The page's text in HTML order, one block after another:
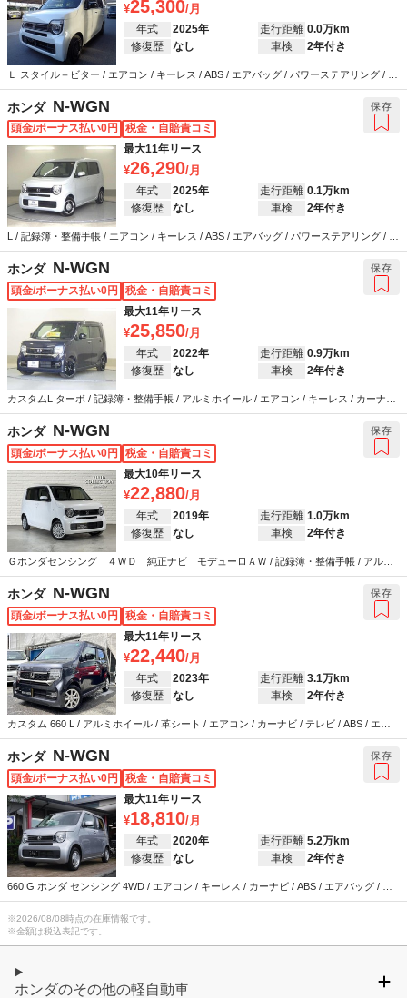
25,300
年式 2025年 走行距離 0.0万km
修復歴
なし 車検 2年付き
Ｌ スタイル＋ビター / エアコン / キーレス / ABS / エアバッグ / パワーステアリング / パ
ワーウインドウ
ホンダ N-WGN
頭金/ボーナス払い0円
税金・自賠責コミ
最大11年リース
26,290
年式 2025年 走行距離 0.1万km
修復歴
なし 車検 2年付き
L / 記録簿・整備手帳 / エアコン / キーレス / ABS / エアバッグ / パワーステアリング / パ
ワーウインドウ
保存
ホンダ N-WGN
頭金/ボーナス払い0円
税金・自賠責コミ
最大11年リース
25,850
年式 2022年 走行距離 0.9万km
修復歴
なし 車検 2年付き
カスタムL ターボ / 記録簿・整備手帳 / アルミホイール / エアコン / キーレス / カーナビ
/ テレビ / ABS / エアバッグ / パワーステアリング / パワーウインドウ
保存
ホンダ N-WGN
頭金/ボーナス払い0円
税金・自賠責コミ
最大10年リース
22,880
年式 2019年 走行距離 1.0万km
修復歴
なし 車検 2年付き
Ｇホンダセンシング ４ＷＤ 純正ナビ モデューロＡＷ / 記録簿・整備手帳 / アルミ
ホイール / エアコン / キーレス / カーナビ / ABS / エアバッグ / パワーステアリング / パ
ワーウインドウ
保存
ホンダ N-WGN
頭金/ボーナス払い0円
税金・自賠責コミ
最大11年リース
22,440
年式 2023年 走行距離 3.1万km
修復歴
なし 車検 2年付き
カスタム 660 L / アルミホイール / 革シート / エアコン / カーナビ / テレビ / ABS / エア
バッグ / パワーステアリング / パワーウインドウ
保存
ホンダ N-WGN
頭金/ボーナス払い0円
税金・自賠責コミ
最大11年リース
18,810
年式 2020年 走行距離 5.2万km
修復歴
なし 車検 2年付き
660 G ホンダ センシング 4WD / エアコン / キーレス / カーナビ / ABS / エアバッグ / パ
ワーステアリング / パワーウインドウ
保存
※2026/08/08時点の在庫情報です。
※金額は税込表記です。
ホンダのその他の軽自動車